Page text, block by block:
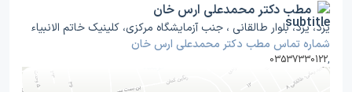
مطب دکتر محمدعلی ارس خان
یزد، یزد، بلوار طالقانی ، جنب آزمایشگاه مرکزی، کلینیک خاتم الانبیاء
شماره تماس مطب دکتر محمدعلی ارس خان
03537330122,